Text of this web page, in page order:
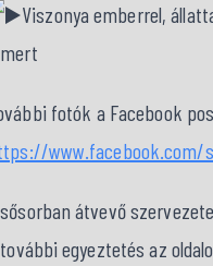
Viszonya emberrel,
fotók a Facebook
www.facebook.com/
átvevő
egyeztetés az